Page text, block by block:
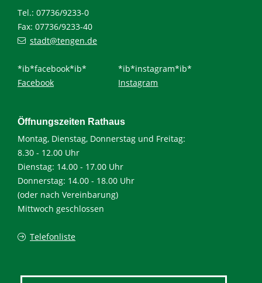
Tel.: 07736/9233-0
Fax: 07736/9233-40
stadt@tengen.de
*ib*facebook*ib*
Facebook
*ib*instagram*ib*
Instagram
Öffnungszeiten Rathaus
Montag, Dienstag, Donnerstag und Freitag:
8.30 - 12.00 Uhr
Dienstag: 14.00 - 17.00 Uhr
Donnerstag: 14.00 - 18.00 Uhr
(oder nach Vereinbarung)
Mittwoch geschlossen
Telefonliste